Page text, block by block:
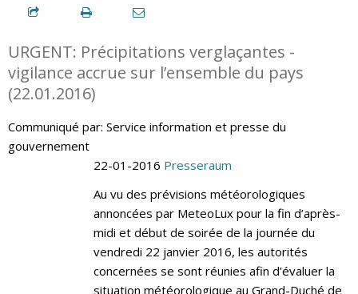
URGENT: Précipitations verglaçantes -
vigilance accrue sur l’ensemble du pays
(22.01.2016)
Communiqué par: Service information et presse du
gouvernement
22-01-2016 Presseraum
Au vu des prévisions météorologiques
annoncées par MeteoLux pour la fin d’après-
midi et début de soirée de la journée du
vendredi 22 janvier 2016, les autorités
concernées se sont réunies afin d’évaluer la
situation météorologique au Grand-Duché de